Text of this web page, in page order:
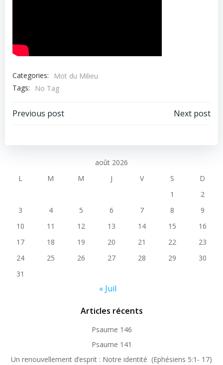
Categories:
Mot du Milieu
Tags:
No Tag
Post
navigation
Previous post
navigation
Next post
août 2026
L
M M J V S
D
1
2
3
4 5 6 7 8
9
10
11 12 13 14 15
16
17
18 19 20 21 22
23
24
25 26 27 28 29
30
31
« Juil
Articles récents
Psaume 146
Psaume 141
Un renouvellement d’esprit : Notre identité (Ephésiens 5:1- 17)